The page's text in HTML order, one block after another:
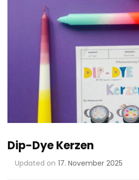
Dip-Dye Kerzen
Updated on 17. November 2025